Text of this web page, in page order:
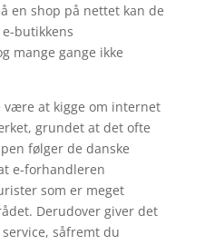
en shop på nettet kan de
butikkens
mange gange ikke
være at kigge om internet
grundet at det ofte
følger de danske
e-forhandleren
som er meget
Derudover giver det
såfremt du